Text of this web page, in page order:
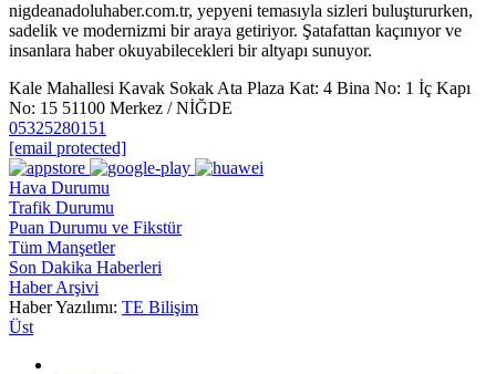
nigdeanadoluhaber.com.tr, yepyeni temasıyla sizleri buluştururken,
sadelik ve modernizmi bir araya getiriyor. Şatafattan kaçınıyor ve
insanlara haber okuyabilecekleri bir altyapı sunuyor.
Kale Mahallesi Kavak Sokak Ata Plaza Kat: 4 Bina No: 1 İç Kapı
No: 15 51100 Merkez / NİĞDE
05325280151
[email protected]
Hava Durumu
Trafik Durumu
Puan Durumu ve Fikstür
Tüm Manşetler
Son Dakika Haberleri
Haber Arşivi
Haber Yazılımı: TE Bilişim
Üst